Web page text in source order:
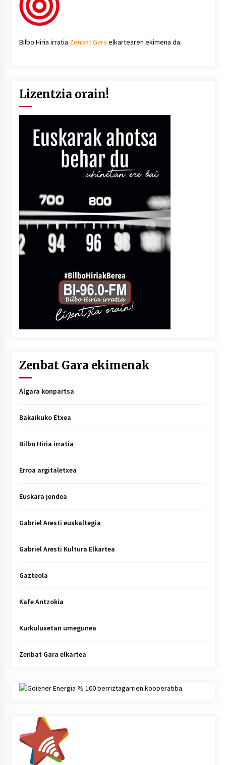
Bilbo Hiria irratia Zenbat Gara elkartearen ekimena da.
Lizentzia orain!
Zenbat Gara ekimenak
Algara konpartsa
Bakaikuko Etxea
Bilbo Hiria irratia
Erroa argitaletxea
Euskara jendea
Gabriel Aresti euskaltegia
Gabriel Aresti Kultura Elkartea
Gazteola
Kafe Antzokia
Kurkuluxetan umegunea
Zenbat Gara elkartea